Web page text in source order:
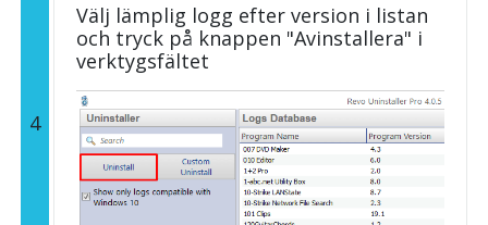
4
Välj lämplig logg efter version i listan
och tryck på knappen "Avinstallera" i
verktygsfältet